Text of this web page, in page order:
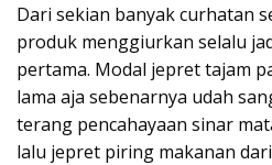
Dari sekian banyak curhatan
produk menggiurkan selalu
pertama. Modal jepret tajam
lama aja sebenarnya udah
terang pencahayaan sinar
lalu jepret piring makanan